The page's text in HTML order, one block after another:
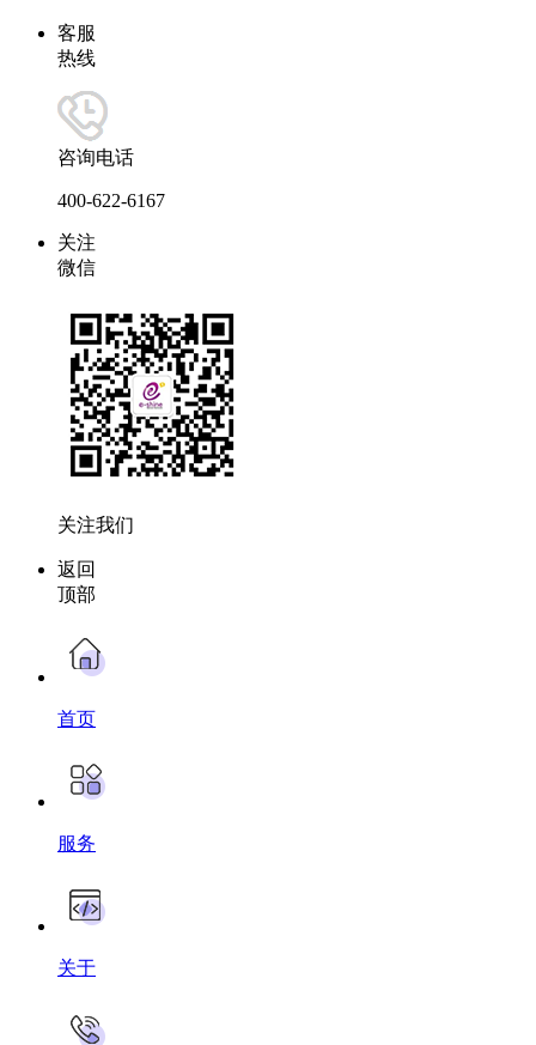
客服
热线
咨询电话
400-622-6167
关注
微信
关注我们
返回
顶部
首页
服务
关于